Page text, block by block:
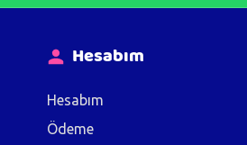
Hesabım
Hesabım
Ödeme